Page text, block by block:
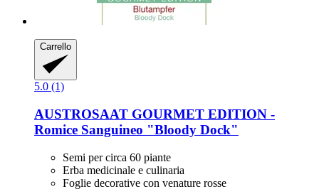
Carrello
5.0 (1)
AUSTROSAAT GOURMET EDITION -​
Romice Sanguineo "Bloody Dock"
Semi per circa 60 piante
Erba medicinale e culinaria
Foglie decorative con venature rosse